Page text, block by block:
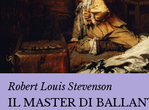
Robert Louis Stevenson
IL MASTER DI